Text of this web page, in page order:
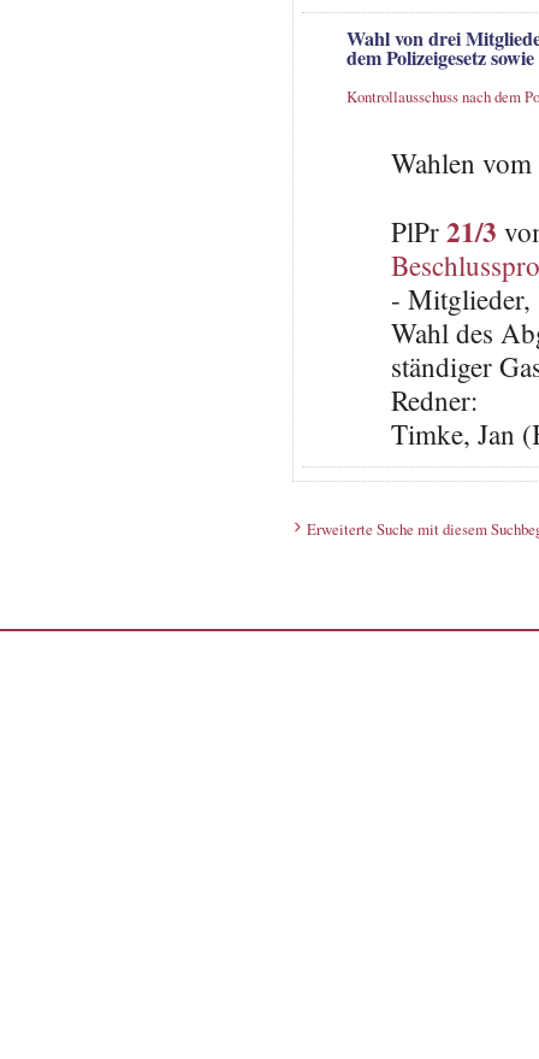
Wahl von drei
dem Polizeigesetz
Kontrollausschuss nach dem
Wahlen
PlPr21/3
- Mitglieder,
Wahl des
ständiger
Redner:
Timke, Jan
Erweiterte Suche mit diesem